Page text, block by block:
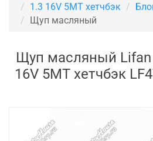
1.3 16V 5MT хетчбэк
Щуп масляный
Щуп масляный Lifan
16V 5MT хетчбэк